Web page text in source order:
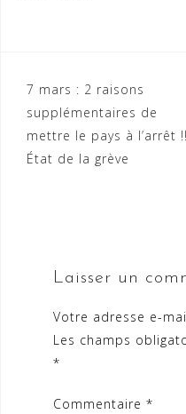
Navigation
de
l’article
7 mars : 2 raisons
supplémentaires de
mettre le pays à l’arrêt !!
État de la grève
Laisser un
Votre adresse e-
Les champs
*
Commentaire *